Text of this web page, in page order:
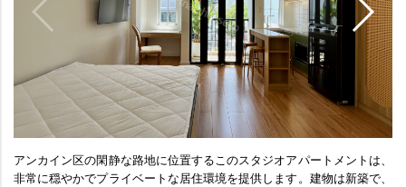
アンカイン区の閑静な路地に位置するこのスタジオアパートメントは、
非常に穏やかでプライベートな居住環境を提供します。建物は新築で、